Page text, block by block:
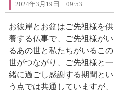
2024年3月19日｜09:53
お彼岸とお盆はご先祖様を供
養する仏事で、ご先祖様がい
るあの世と私たちがいるこの
世がつながり、ご先祖様と一
緒に過ごし感謝する期間とい
う点では共通していますが、